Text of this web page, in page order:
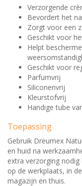
Verzorgende
Bevordert het
Zorgt voor een
Geschikt voor
Helpt
Geschikt voor
Parfumvrij
Siliconenvrij
Kleurstofvrij
Handige tube
Toepassing
Gebruik Dreumex
en huid na
extra verzorging
op de werkplaats, in
magazijn en thuis.